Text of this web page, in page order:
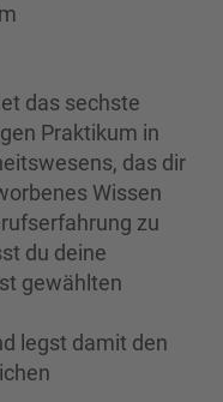
das sechste
Praktikum in
das dir
Wissen
zu
du deine
gewählten
legst damit den